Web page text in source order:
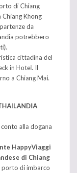
di Chiang
Khong
da
potrebbero
cittadina del
in Hotel. Il
a Chiang Mai.
alla dogana
HappyViaggi
di Chiang
porto di imbarco